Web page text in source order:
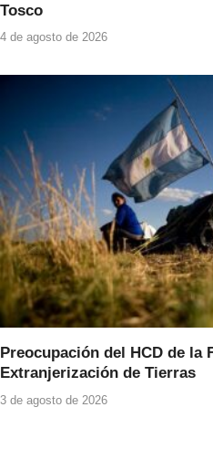
Tosco
4 de agosto de 2026
Preocupación del HCD de la
Extranjerización de Tierras
3 de agosto de 2026